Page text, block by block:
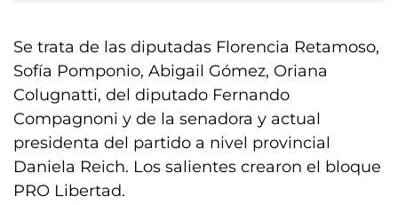
Se trata de las diputadas Florencia Retamoso,
Sofía Pomponio, Abigail Gómez, Oriana
Colugnatti, del diputado Fernando
Compagnoni y de la senadora y actual
presidenta del partido a nivel provincial
Daniela Reich. Los salientes crearon el bloque
PRO Libertad.